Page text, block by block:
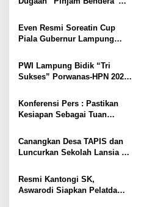
o
Pemenang Tender Diminta
Tak Sekadar Lolos
Even Resmi Soreatin Cup
Piala Gubernur Lampung
Catatkan Sejarah Baru
Kebangkitan Olahraga Di
PWI Lampung Bidik “Tri
Sukses” Porwanas-HPN 2027:
Pariwisata Menggeliat
Konferensi Pers : Pastikan
Kesiapan Sebagai Tuan
Tiga Venue Pelaksanaan
Soeratin Cup Piala Gubernur
Canangkan Desa TAPIS dan
Luncurkan Sekolah Lansia di
TP PKK Lampung Dorong
Pembangunan SDM Dimulai
Resmi Kantongi SK,
Aswarodi Siapkan Pelatda